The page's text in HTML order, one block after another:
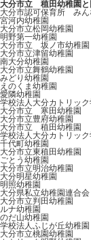
大分市立 稙田幼稚園と
大分市認可保育所 みん
宮河内幼稚園
大分市立松岡幼稚園
明野第一幼稚園
大分市立 坂ノ市幼稚園
大分市立津留幼稚園
南大分幼稚園
大分市立舞鶴幼稚園
みどり幼稚園
えのくま幼稚園
愛隣幼稚園
学校法人大分カトリッ
大分市立 寒田幼稚園
大分市立豊府幼稚園
大分市立 稙田幼稚園
学校法人大分カトリッ
千代町幼稚園
大分市立東稙田幼稚園
ごとう幼稚園
大分市立明治幼稚園
大分明星幼稚園
明照幼稚園
大分県私立幼稚園連合会
大分市立判田幼稚園
ルナ幼稚園
のだ山幼稚園
学校法人ふじが丘幼稚園
大分市立桃園幼稚園